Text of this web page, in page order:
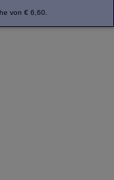
von € 6,60.